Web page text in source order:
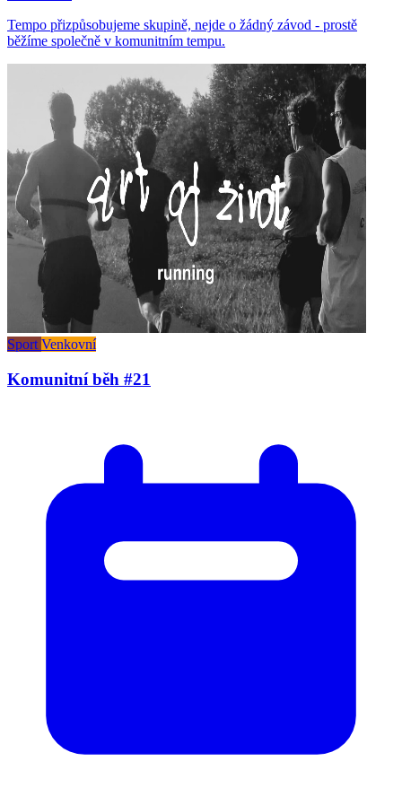
Tempo přizpůsobujeme skupině, nejde o žádný závod - prostě
běžíme společně v komunitním tempu.
Sport Venkovní
Komunitní běh #21